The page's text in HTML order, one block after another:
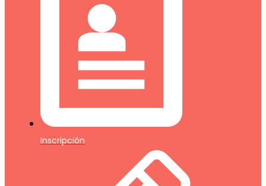
Inscripción